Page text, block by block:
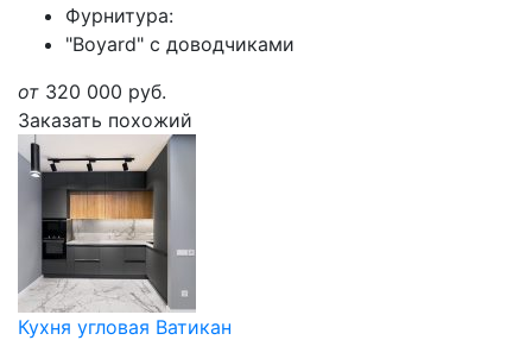
Фурнитура:
"Boyard" с доводчиками
от 320 000 руб.
Заказать похожий
Кухня угловая Ватикан